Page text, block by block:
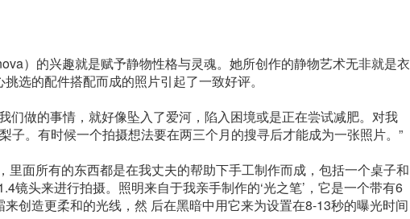
）的兴趣就是赋予静物性格与灵魂。她所创作的静物艺术无非就是衣
选的配件搭配而成的照片引起了一致好评。
们做的事情，就好像坠入了爱河，陷入困境或是正在尝试减肥。对我
子。有时候一个拍摄想法要在两三个月的搜寻后才能成为一张照片。”
里面所有的东西都是在我丈夫的帮助下手工制作而成，包括一个桌子和
镜头来进行拍摄。照明来自于我亲手制作的‘光之笔’，它是一个带有6
创造更柔和的光线，然 后在黑暗中用它来为设置在8-13秒的曝光时间